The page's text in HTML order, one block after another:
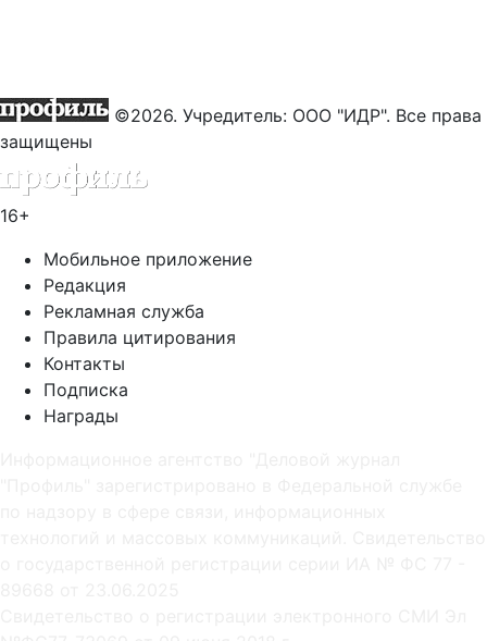
©2026. Учредитель: ООО "ИДР". Все права
защищены
16+
Мобильное приложение
Редакция
Рекламная служба
Правила цитирования
Контакты
Подписка
Награды